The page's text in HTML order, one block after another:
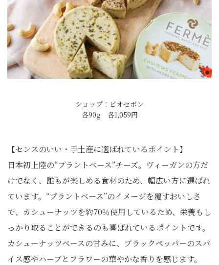
ショップ：ビオセボン
各90g 各1,059円
【センスのいい・手土産に選ばれているポイント】
日本初上陸の“プラントベース”チーズ。ヴィーガンの方だ
けでなく、誰もが楽しめる食材のため、幅広い方に選ばれ
ています。“プラントベース”のイメージを覆すおいしさ
で、カシューナッツを約70％使用しているため、栄養もし
っかり取ることができるのも喜ばれているポイントです。
カシューナッツベースの甘みに、ブラックペッパーのスパ
イス感やハーブとフラワーの華やかな香りを感じます。